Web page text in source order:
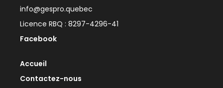
info@gespro.quebec
Licence RBQ : 8297-4296-41
Facebook
Accueil
Contactez-nous